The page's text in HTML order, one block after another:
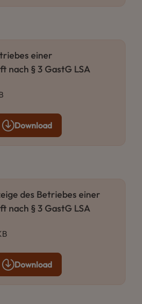
einer
nach § 3 GastG LSA
Download
des Betriebes einer
nach § 3 GastG LSA
Download